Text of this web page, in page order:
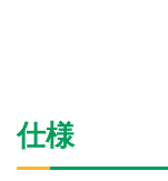
仕様